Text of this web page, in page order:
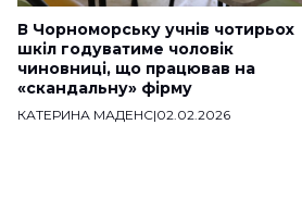
В Чорноморську учнів чотирьох
шкіл годуватиме чоловік
чиновниці, що працював на
«скандальну» фірму
КАТЕРИНА МАДЕНС|02.02.2026